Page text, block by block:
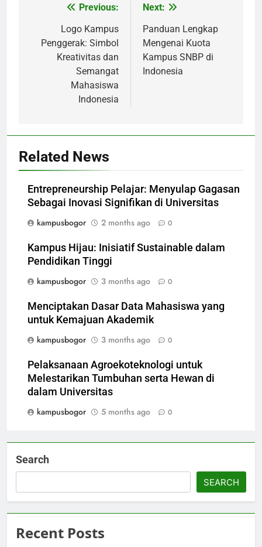
navigation
Previous:
Logo Kampus
Penggerak: Simbol
Kreativitas dan
Semangat
Mahasiswa
Indonesia
Next:
Panduan Lengkap
Mengenai Kuota
Kampus SNBP di
Indonesia
Related News
Entrepreneurship Pelajar: Menyulap Gagasan
Sebagai Inovasi Signifikan di Universitas
kampusbogor
2 months ago 0
Kampus Hijau: Inisiatif Sustainable dalam
Pendidikan Tinggi
kampusbogor
3 months ago 0
Menciptakan Dasar Data Mahasiswa yang
untuk Kemajuan Akademik
kampusbogor
3 months ago 0
Pelaksanaan Agroekoteknologi untuk
Melestarikan Tumbuhan serta Hewan di
dalam Universitas
kampusbogor
5 months ago 0
Search
SEARCH
Recent Posts